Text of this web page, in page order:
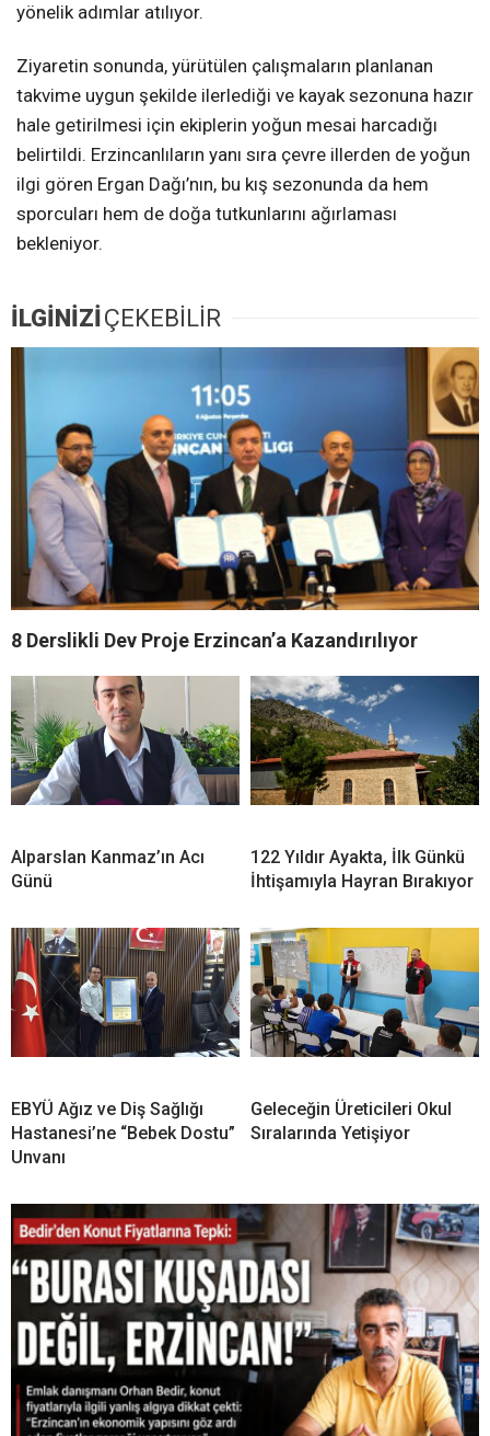
yönelik adımlar atılıyor.
Ziyaretin sonunda, yürütülen çalışmaların planlanan
takvime uygun şekilde ilerlediği ve kayak sezonuna hazır
hale getirilmesi için ekiplerin yoğun mesai harcadığı
belirtildi. Erzincanlıların yanı sıra çevre illerden de yoğun
ilgi gören Ergan Dağı’nın, bu kış sezonunda da hem
sporcuları hem de doğa tutkunlarını ağırlaması
bekleniyor.
İLGİNİZİÇEKEBİLİR
8 Derslikli Dev Proje Erzincan’a Kazandırılıyor
Alparslan Kanmaz’ın Acı
Günü
122 Yıldır Ayakta, İlk Günkü
İhtişamıyla Hayran Bırakıyor
EBYÜ Ağız ve Diş Sağlığı
Hastanesi’ne “Bebek Dostu”
Unvanı
Geleceğin Üreticileri Okul
Sıralarında Yetişiyor